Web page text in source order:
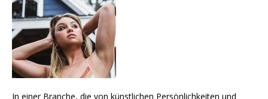
In einer Branche, die von künstlichen Persönlichkeiten und